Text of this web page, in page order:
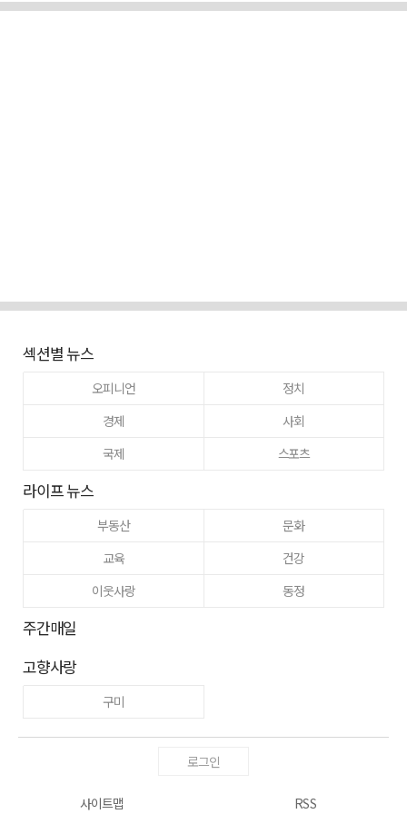
섹션별 뉴스
오피니언
정치
경제
사회
국제
스포츠
라이프 뉴스
부동산
문화
교육
건강
이웃사랑
동정
주간매일
고향사랑
구미
로그인
사이트맵 RSS